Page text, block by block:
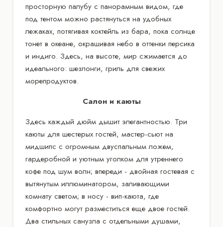
просторную палубу с панорамным видом, где
под тентом можно растянуться на удобных
лежаках, потягивая коктейль из бара, пока солнце
тонет в океане, окрашивая небо в оттенки персика
и индиго. Здесь, на высоте, мир сжимается до
идеального: шезлонги, гриль для свежих
морепродуктов.
Салон и каюты
Здесь каждый дюйм дышит элегантностью. Три
каюты для шестерых гостей, мастер-сьют на
мидшипс с огромным двуспальным ложем,
гардеробной и уютным уголком для утреннего
кофе под шум волн; впереди - двойная гостевая с
вытянутым иллюминатором, заливающими
комнату светом; в носу - вип-каюта, где
комфортно могут разместиться еще двое гостей.
Два стильных санузла с отдельными душами,